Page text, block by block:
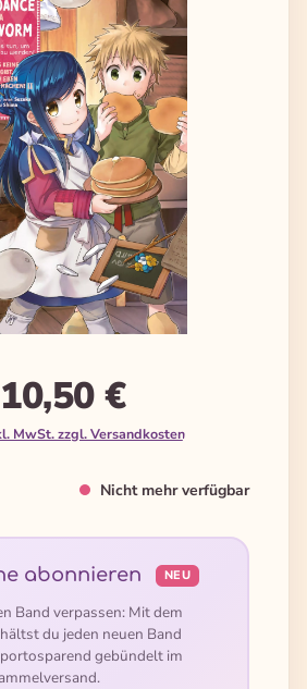
10,50 €
MwSt. zzgl. Versandkosten
Nicht mehr verfügbar
abonnieren NEU
Band verpassen: Mit dem
du jeden neuen Band
gebündelt im